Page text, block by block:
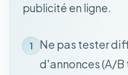
publicité en ligne.
1
Ne pas tester
d'annonces (A/